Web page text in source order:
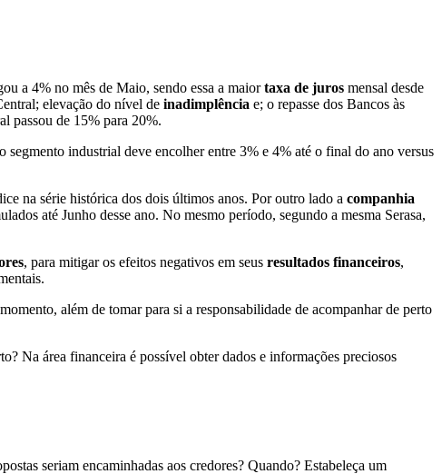
a 4% no mês de Maio, sendo essa a maiortaxa de juros mensal desde
elevação do nível de inadimplência e; o repasse dos Bancos às
passou de 15% para 20%.
industrial deve encolher entre 3% e 4% até o final do ano versus
na série histórica dos dois últimos anos. Por outro lado a companhia
até Junho desse ano. No mesmo período, segundo a mesma Serasa,
, para mitigar os efeitos negativos em seus resultados financeiros,
além de tomar para si a responsabilidade de acompanhar de perto
Na área financeira é possível obter dados e informações preciosos
seriam encaminhadas aos credores? Quando? Estabeleça um